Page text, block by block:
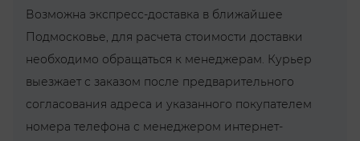
Возможна экспресс-доставка в ближайшее
Подмосковье, для расчета стоимости доставки
необходимо обращаться к менеджерам. Курьер
выезжает с заказом после предварительного
согласования адреса и указанного покупателем
номера телефона с менеджером интернет-